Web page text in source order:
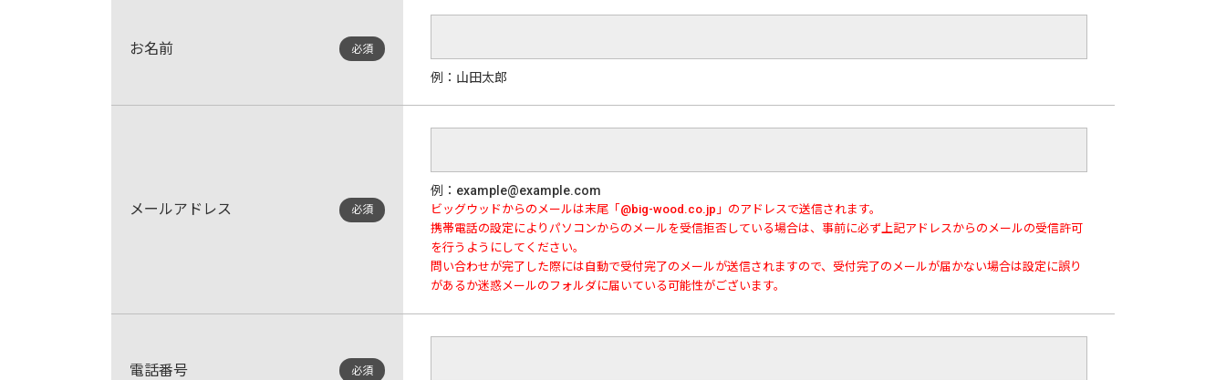
お名前 必須
例：山田太郎
メールアドレス 必須
例：example@example.com
ビッグウッドからのメールは末尾「@big-wood.co.jp」のアドレスで送信されます。
携帯電話の設定によりパソコンからのメールを受信拒否している場合は、事前に必ず上記アドレスからのメールの受信許可
を行うようにしてください。
問い合わせが完了した際には自動で受付完了のメールが送信されますので、受付完了のメールが届かない場合は設定に誤り
があるか迷惑メールのフォルダに届いている可能性がございます。
電話番号 必須